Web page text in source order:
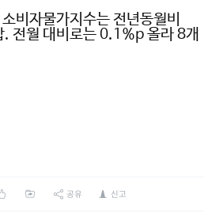
비자물가지수는 전년동월비
. 전월 대비로는0.1%p올라8개
공유 신고